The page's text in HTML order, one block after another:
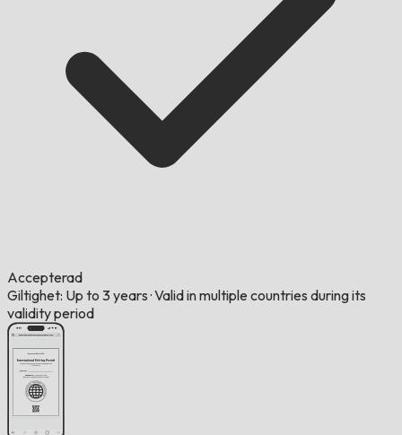
Accepterad
Giltighet: Up to 3 years ·Valid in multiple countries during its
validity period